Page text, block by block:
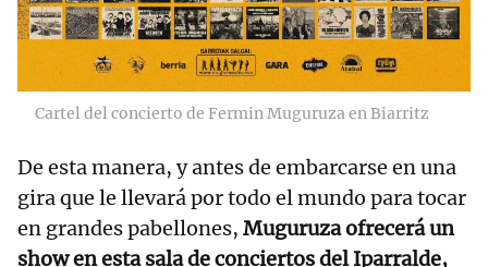
Cartel del concierto de Fermin Muguruza en Biarritz
De esta manera, y antes de embarcarse en una
gira que le llevará por todo el mundo para tocar
en grandes pabellones, Muguruza ofrecerá un
show en esta sala de conciertos del Iparralde,